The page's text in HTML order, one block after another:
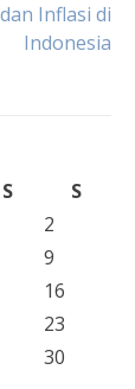
Inflasi di
Indonesia
S
S
2
9
16
23
30